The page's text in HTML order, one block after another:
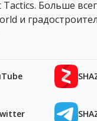
Больше
и